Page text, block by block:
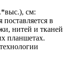
см:
в
нитей и тканей
планшетах.